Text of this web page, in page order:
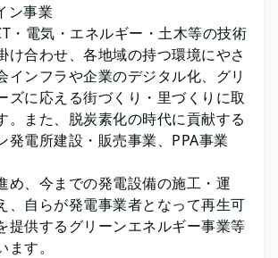
ン事業
・電気・エネルギー・土木等の技術
け合わせ、各地域の持つ環境にやさ
インフラや企業のデジタル化、グリ
ズに応える街づくり・里づくりに取
。また、脱炭素化の時代に貢献する
発電所建設・販売事業、PPA事業
め、今までの発電設備の施工・運
、自らが発電事業者となって再生可
提供するグリーンエネルギー事業等
す。